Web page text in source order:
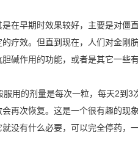
早期时效果较好，主要是对僵
疗效。但直到现在，人们对金
碱作用的功能，或者是其它一些
的剂量是每次一粒，每天2到3
再次恢复。这是一个很有趣的现
没有什么必要，可以完全停药，